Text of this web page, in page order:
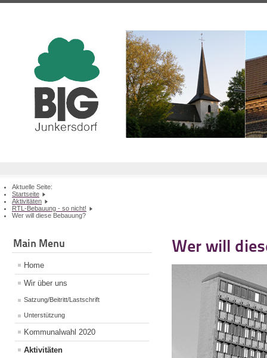
Aktuelle Seite:
Startseite
Aktivitäten
RTL-Bebauung - so nicht!
Wer will diese Bebauung?
Main Menu
Home
Wir über uns
Satzung/Beitritt/Lastschrift
Unterstützung
Kommunalwahl 2020
Aktivitäten
Wer will